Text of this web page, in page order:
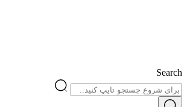
Search